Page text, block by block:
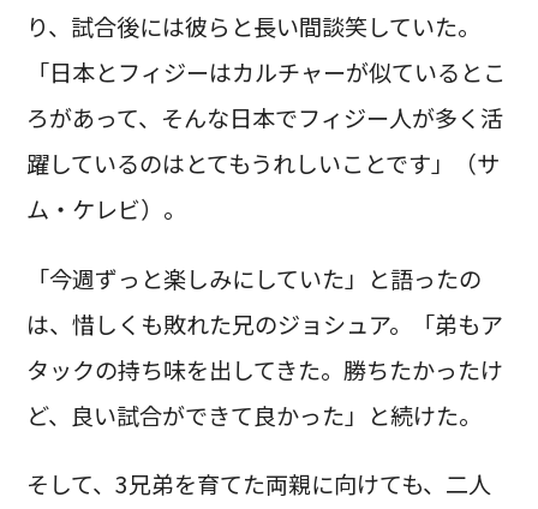
り、試合後には彼らと長い間談笑していた。
「日本とフィジーはカルチャーが似ているとこ
ろがあって、そんな日本でフィジー人が多く活
躍しているのはとてもうれしいことです」（サ
ム・ケレビ）。
「今週ずっと楽しみにしていた」と語ったの
は、惜しくも敗れた兄のジョシュア。「弟もア
タックの持ち味を出してきた。勝ちたかったけ
ど、良い試合ができて良かった」と続けた。
そして、3兄弟を育てた両親に向けても、二人